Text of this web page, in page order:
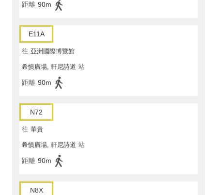
距離 90m
E11A
往 亞洲國際博覽館
希慎廣場, 軒尼詩道 站
距離 90m
N72
往 華貴
希慎廣場, 軒尼詩道 站
距離 90m
N8X